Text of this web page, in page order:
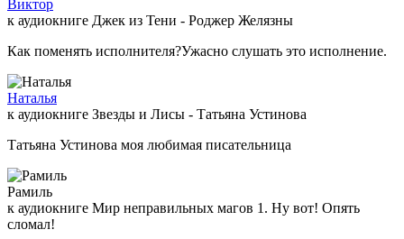
Виктор
к аудиокниге Джек из Тени - Роджер Желязны
Как поменять исполнителя?Ужасно слушать это исполнение.
Наталья
к аудиокниге Звезды и Лисы - Татьяна Устинова
Татьяна Устинова моя любимая писательница
Рамиль
к аудиокниге Мир неправильных магов 1. Ну вот! Опять
сломал!